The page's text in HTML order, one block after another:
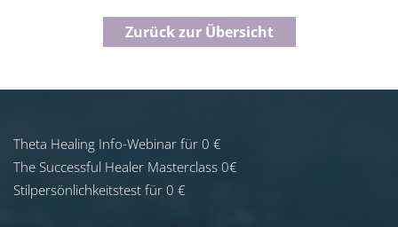
Zurück zur Übersicht
Theta Healing Info-Webinar für 0 €
The Successful Healer Masterclass 0€
Stilpersönlichkeitstest für 0 €